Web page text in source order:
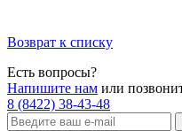
Возврат к списку
Есть вопросы?
Напишите нам или
8 (8422) 38-43-48